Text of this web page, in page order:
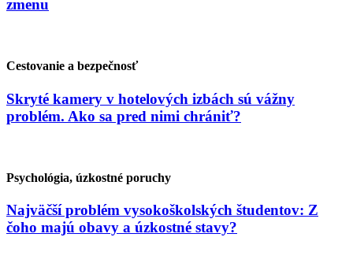
zmenu
Cestovanie a bezpečnosť
Skryté kamery v hotelových izbách sú vážny
problém. Ako sa pred nimi chrániť?
Psychológia, úzkostné poruchy
Najväčší problém vysokoškolských študentov: Z
čoho majú obavy a úzkostné stavy?